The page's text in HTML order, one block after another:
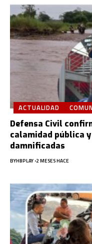
ACTUALIDAD
Defensa Civil
calamidad pública
damnificadas
BYHBPLAY 2 MESES HACE